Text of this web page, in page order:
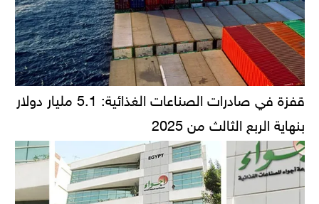
قفزة في صادرات الصناعات الغذائية: 5.1 مليار دولار
بنهاية الربع الثالث من 2025